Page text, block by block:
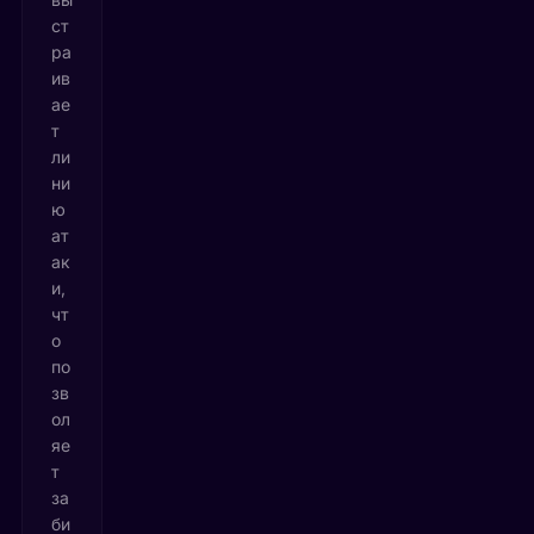
ст
ра
ив
ае
т
ли
ни
ю
ат
ак
и,
чт
о
по
зв
ол
яе
т
за
би